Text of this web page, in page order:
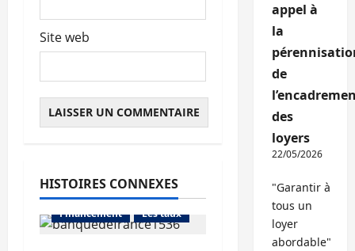
Site web
HISTOIRES CONNEXES
Abonnés
Financement
Les taux
appel à
la
de
des
loyers
22/05/2026
"Garantir à
tous un
loyer
abordable"